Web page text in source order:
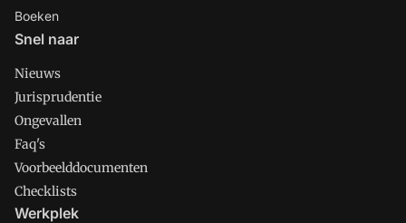
Boeken
Snel naar
Nieuws
Jurisprudentie
Ongevallen
Faq's
Voorbeelddocumenten
Checklists
Werkplek